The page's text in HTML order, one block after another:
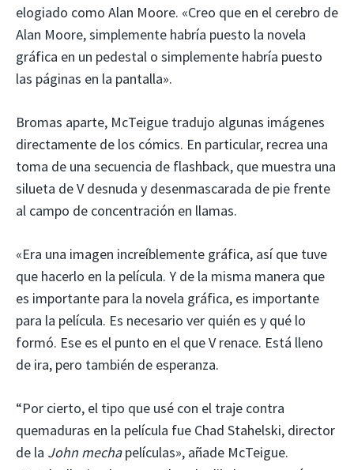
elogiado como Alan Moore. «Creo que en el cerebro de
Alan Moore, simplemente habría puesto la novela
gráfica en un pedestal o simplemente habría puesto
las páginas en la pantalla».
Bromas aparte, McTeigue tradujo algunas imágenes
directamente de los cómics. En particular, recrea una
toma de una secuencia de flashback, que muestra una
silueta de V desnuda y desenmascarada de pie frente
al campo de concentración en llamas.
«Era una imagen increíblemente gráfica, así que tuve
que hacerlo en la película. Y de la misma manera que
es importante para la novela gráfica, es importante
para la película. Es necesario ver quién es y qué lo
formó. Ese es el punto en el que V renace. Está lleno
de ira, pero también de esperanza.
“Por cierto, el tipo que usé con el traje contra
quemaduras en la película fue Chad Stahelski, director
de la John mechapelículas», añade McTeigue.